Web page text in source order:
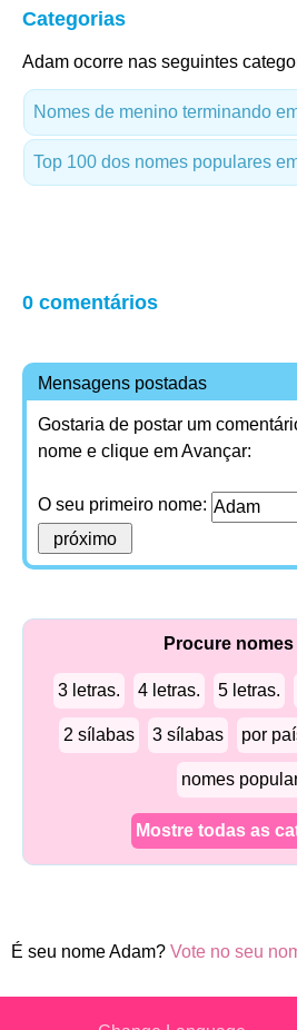
Categorias
Adam ocorre nas seguintes
Nomes de menino terminando
Top 100 dos nomes populares
0 comentários
Mensagens postadas
Gostaria de postar um
nome e clique em Avançar:
O seu primeiro nome:
Procure
3 letras. 4 letras. 5 letras.
2 sílabas 3 sílabas por
nomes
Mostre todas as
É seu nome Adam? Vote no seu